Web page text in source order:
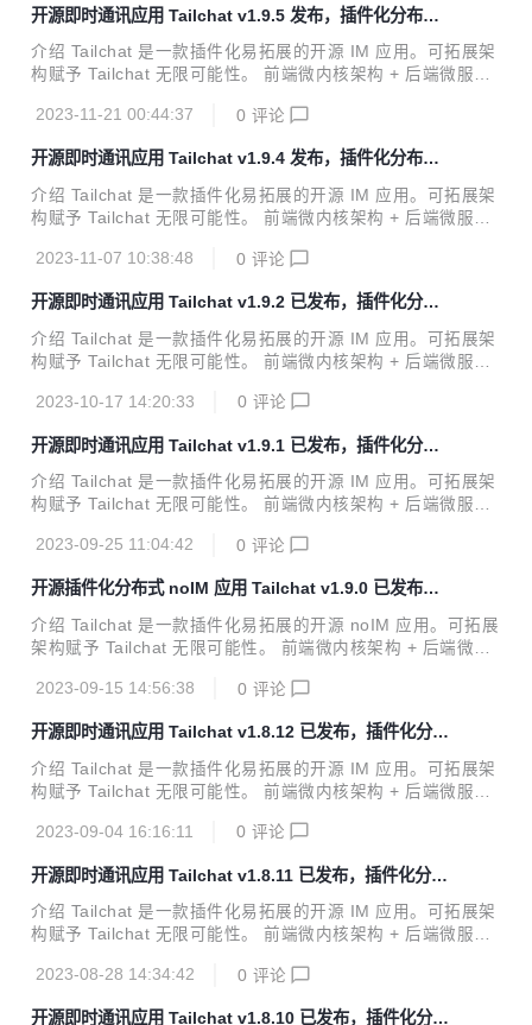
自己的品牌与圈子。 官方网站: https://tailchat.msgbyte.co
m/ v1.10.0 更新内容 特性更新 音视频功能优化 增加app摄像
头麦克风权限获取，现在移动端可以正常使用音视频服务了 增
添加基本信...
开源即时通讯应用 Tailchat v1.9.5 发布，插件化分布式
noIM 应用
介绍 Tailchat 是一款插件化易拓展的开源 IM 应用。可拓展架
构赋予 Tailchat 无限可能性。 前端微内核架构 + 后端微服务
企业与私域用户打造，高度自由的群组管理与定制化的面板展
自己的品牌与圈子。 官方网站: https://tailchat.msgbyte.co
m/ v1.9.5 更新内容 特性更新 livekit 插件增加成员面板 你可
以在成员面板中查看所有参会者的列表，以及麦克风情况 live
2023-11-21 00:44:37 0 评论
开源即时通讯应用 Tailchat v1.9.4 发布，插件化分布式
noIM 应用
介绍 Tailchat 是一款插件化易拓展的开源 IM 应用。可拓展架
构赋予 Tailchat 无限可能性。 前端微内核架构 + 后端微服务
企业与私域用户打造，高度自由的群组管理与定制化的面板展
自己的品牌与圈子。 官方网站: https://tailchat.msgbyte.co
m/ v1.9.4 更新内容 特性更新 增加消息搜索功能 现在支持在
会话中对聊天信息进行搜索，因为是直接在数据库中搜索，考
结果即视为超时。...
2023-11-07 10:38:48 0 评论
开源即时通讯应用 Tailchat v1.9.2 已发布，插件化分布
式 noIM 应用
介绍 Tailchat 是一款插件化易拓展的开源 IM 应用。可拓展架
构赋予 Tailchat 无限可能性。 前端微内核架构 + 后端微服务
企业与私域用户打造，高度自由的群组管理与定制化的面板展
自己的品牌与圈子。 官方网站: https://tailchat.msgbyte.co
m/ v1.9.2 更新内容 特性更新 增加桌面版分享屏幕的支持 现
在，可以在electron上点开屏幕分享并选中想要分享的窗口了
无法打...
2023-10-17 14:20:33 0 评论
开源即时通讯应用 Tailchat v1.9.1 已发布，插件化分布
式 noIM 应用
介绍 Tailchat 是一款插件化易拓展的开源 IM 应用。可拓展架
构赋予 Tailchat 无限可能性。 前端微内核架构 + 后端微服务
企业与私域用户打造，高度自由的群组管理与定制化的面板展
自己的品牌与圈子。 官方网站: https://tailchat.msgbyte.co
m/ v1.9.1 更新内容 特性更新 增加面板展示权限 为了更好的
控制展示内容，在本次更新中新增了面板展示权限，你可以在
通过权限的组合来...
2023-09-25 11:04:42 0 评论
开源插件化分布式 noIM 应用 Tailchat v1.9.0 已发布，
增加面板级别的权限控制
介绍 Tailchat 是一款插件化易拓展的开源 noIM 应用。可拓展
架构赋予 Tailchat 无限可能性。 前端微内核架构 + 后端微服
向企业与私域用户打造，高度自由的群组管理与定制化的面板
造自己的品牌与圈子。 官方网站: https://tailchat.msgbyte.co
m/ v1.9.0 更新内容 特性更新 增加面板级别的权限控制管理
在权限注册中增加了panel字段，当这个字段被设定并匹配到
于白名单...
2023-09-15 14:56:38 0 评论
开源即时通讯应用 Tailchat v1.8.12 已发布，插件化分布
式 noIM 应用
介绍 Tailchat 是一款插件化易拓展的开源 IM 应用。可拓展架
构赋予 Tailchat 无限可能性。 前端微内核架构 + 后端微服务
企业与私域用户打造，高度自由的群组管理与定制化的面板展
自己的品牌与圈子。 官方网站: https://tailchat.msgbyte.co
m/ v1.8.12 更新内容 特性更新 Markdown 编辑器 增加上传
图片功能 现在可以通过剪切板粘贴图片或者点击工具栏的图片
在...
2023-09-04 16:16:11 0 评论
开源即时通讯应用 Tailchat v1.8.11 已发布，插件化分布
式 noIM 应用
介绍 Tailchat 是一款插件化易拓展的开源 IM 应用。可拓展架
构赋予 Tailchat 无限可能性。 前端微内核架构 + 后端微服务
企业与私域用户打造，高度自由的群组管理与定制化的面板展
2023-08-28 14:34:42 0 评论
开源即时通讯应用 Tailchat v1.8.10 已发布，插件化分布